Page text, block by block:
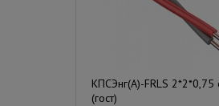
КПСЭнг(А)-FRLS 2*2*0,75
(гост)